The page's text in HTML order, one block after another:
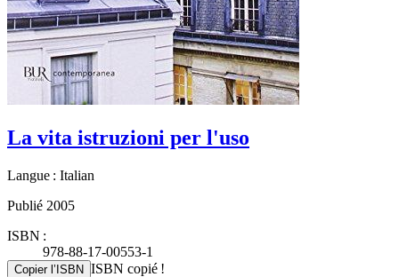
La vita istruzioni per l'uso
Langue : Italian
Publié 2005
ISBN :
978-88-17-00553-1
Copier l’ISBN ISBN copié !